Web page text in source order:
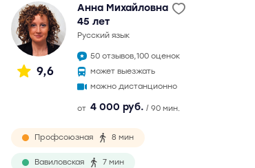
9,6
Анна Михайловна
45 лет
русский язык
50 отзывов,100 оценок
может выезжать
можно дистанционно
от 4 000 руб. / 90 мин.
Профсоюзная 8 мин
Вавиловская 7 мин